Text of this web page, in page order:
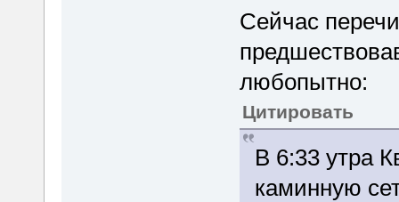
Сейчас
любопытно:
Цитировать
В 6:33 утра
каминную